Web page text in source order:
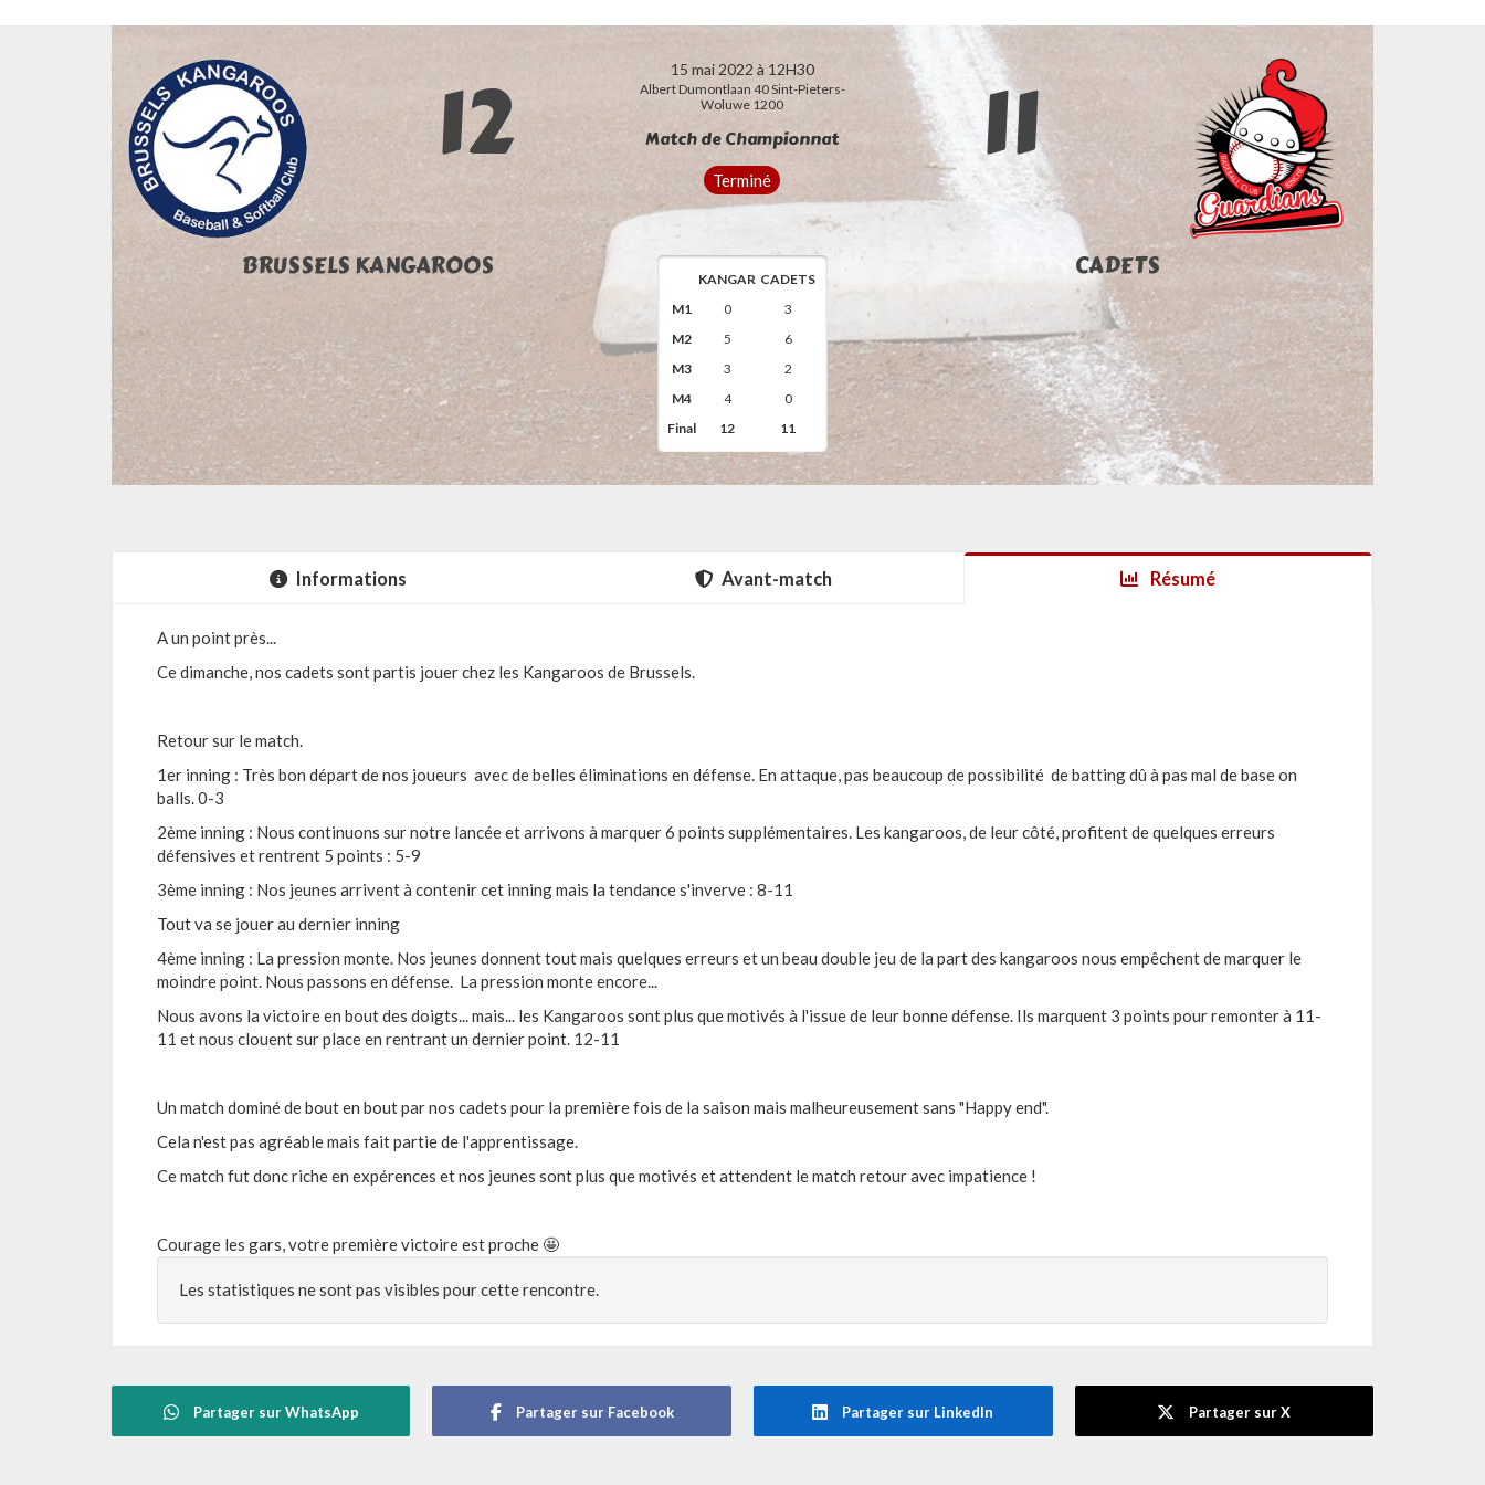
15 mai 2022 à 12H30
Albert Dumontlaan 40 Sint-Pieters-
Woluwe 1200
Match de Championnat
Terminé
12 11
BRUSSELS KANGAROOS CADETS
KANGAR CADETS
M1
0
3
M2
5
6
M3
3
2
M4
4
0
Final
12 11
Informations Avant-match Résumé
A un point près...
Ce dimanche, nos cadets sont partis jouer chez les Kangaroos de Brussels.
Retour sur le match.
1er inning : Très bon départ de nos joueurs avec de belles éliminations en défense. En attaque, pas beaucoup de possibilité de batting dû à pas mal de base on
balls. 0-3
2ème inning : Nous continuons sur notre lancée et arrivons à marquer 6 points supplémentaires. Les kangaroos, de leur côté, profitent de quelques erreurs
défensives et rentrent 5 points : 5-9
3ème inning : Nos jeunes arrivent à contenir cet inning mais la tendance s'inverve : 8-11
Tout va se jouer au dernier inning
4ème inning : La pression monte. Nos jeunes donnent tout mais quelques erreurs et un beau double jeu de la part des kangaroos nous empêchent de marquer le
moindre point. Nous passons en défense. La pression monte encore...
Nous avons la victoire en bout des doigts... mais... les Kangaroos sont plus que motivés à l'issue de leur bonne défense. Ils marquent 3 points pour remonter à 11-
11 et nous clouent sur place en rentrant un dernier point. 12-11
Un match dominé de bout en bout par nos cadets pour la première fois de la saison mais malheureusement sans "Happy end".
Cela n'est pas agréable mais fait partie de l'apprentissage.
Ce match fut donc riche en expérences et nos jeunes sont plus que motivés et attendent le match retour avec impatience !
Courage les gars, votre première victoire est proche 🤩
Les statistiques ne sont pas visibles pour cette rencontre.
Partager sur WhatsApp Partager sur Facebook Partager sur LinkedIn Partager sur X